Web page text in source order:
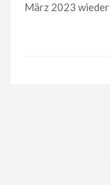
März 2023 wieder